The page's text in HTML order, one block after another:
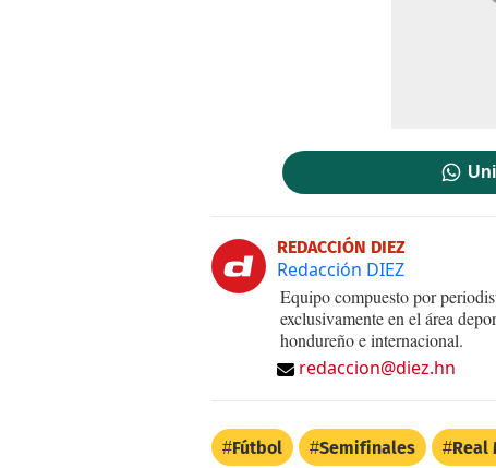
REDACCIÓN DIEZ
Redacción DIEZ
Equipo compuesto por
exclusivamente en el área
hondureño e internacional.
redaccion@diez.hn
Fútbol Semifinales Real